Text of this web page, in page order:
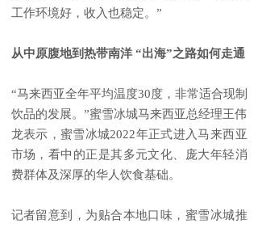
工作环境好，收入也稳定。”
从中原腹地到热带南洋 “出海”之路如何走通
“马来西亚全年平均温度30度，非常适合现制
饮品的发展。”蜜雪冰城马来西亚总经理王伟
龙表示，蜜雪冰城2022年正式进入马来西亚
市场，看中的正是其多元文化、庞大年轻消
费群体及深厚的华人饮食基础。
记者留意到，为贴合本地口味，蜜雪冰城推